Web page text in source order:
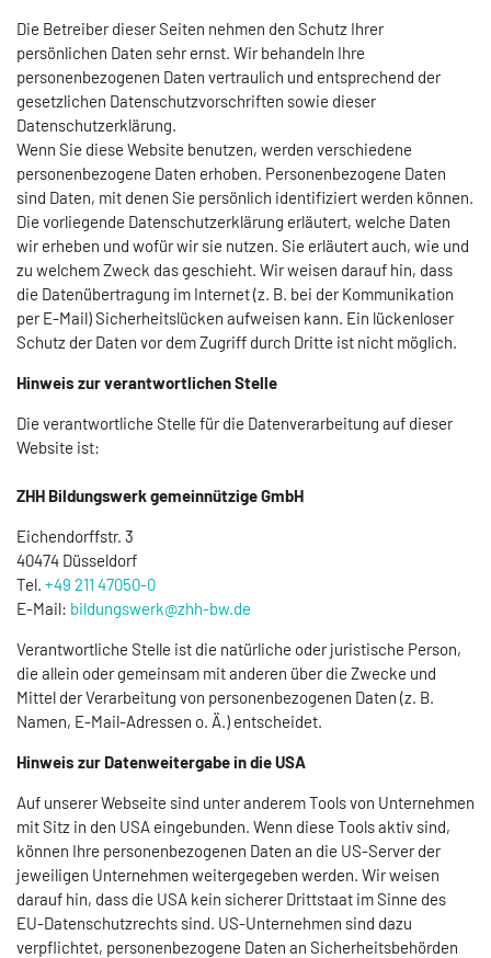
Die Betreiber dieser Seiten nehmen den Schutz Ihrer
persönlichen Daten sehr ernst. Wir behandeln Ihre
personenbezogenen Daten vertraulich und entsprechend der
gesetzlichen Datenschutzvorschriften sowie dieser
Datenschutzerklärung.
Wenn Sie diese Website benutzen, werden verschiedene
personenbezogene Daten erhoben. Personenbezogene Daten
sind Daten, mit denen Sie persönlich identifiziert werden können.
Die vorliegende Datenschutzerklärung erläutert, welche Daten
wir erheben und wofür wir sie nutzen. Sie erläutert auch, wie und
zu welchem Zweck das geschieht. Wir weisen darauf hin, dass
die Datenübertragung im Internet (z. B. bei der Kommunikation
per E-Mail) Sicherheitslücken aufweisen kann. Ein lückenloser
Schutz der Daten vor dem Zugriff durch Dritte ist nicht möglich.
Hinweis zur verantwortlichen Stelle
Die verantwortliche Stelle für die Datenverarbeitung auf dieser
Website ist:
ZHH Bildungswerk gemeinnützige GmbH
Eichendorffstr. 3
40474 Düsseldorf
Tel. +49 211 47050-0
E-Mail: bildungswerk@zhh-bw.de
Verantwortliche Stelle ist die natürliche oder juristische Person,
die allein oder gemeinsam mit anderen über die Zwecke und
Mittel der Verarbeitung von personenbezogenen Daten (z. B.
Namen, E-Mail-Adressen o. Ä.) entscheidet.
Hinweis zur Datenweitergabe in die USA
Auf unserer Webseite sind unter anderem Tools von Unternehmen
mit Sitz in den USA eingebunden. Wenn diese Tools aktiv sind,
können Ihre personenbezogenen Daten an die US-Server der
jeweiligen Unternehmen weitergegeben werden. Wir weisen
darauf hin, dass die USA kein sicherer Drittstaat im Sinne des
EU-Datenschutzrechts sind. US-Unternehmen sind dazu
verpflichtet, personenbezogene Daten an Sicherheitsbehörden